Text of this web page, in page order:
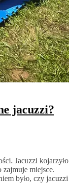
jacuzzi?
Jacuzzi kojarzyło
miejsce.
było, czy jacuzzi